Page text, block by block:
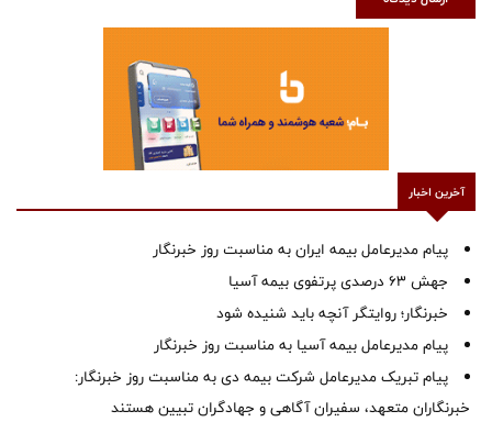
آخرین اخبار
پیام مدیرعامل بیمه ایران به مناسبت روز خبرنگار
جهش ۶۳ درصدی پرتفوی بیمه آسیا
خبرنگار؛ روایتگر آنچه باید شنیده شود
پیام مدیرعامل بیمه آسیا به مناسبت روز خبرنگار
پیام تبریک مدیرعامل شرکت بیمه دی به مناسبت روز خبرنگار:
خبرنگاران متعهد، سفیران آگاهی و جهادگران تبیین هستند